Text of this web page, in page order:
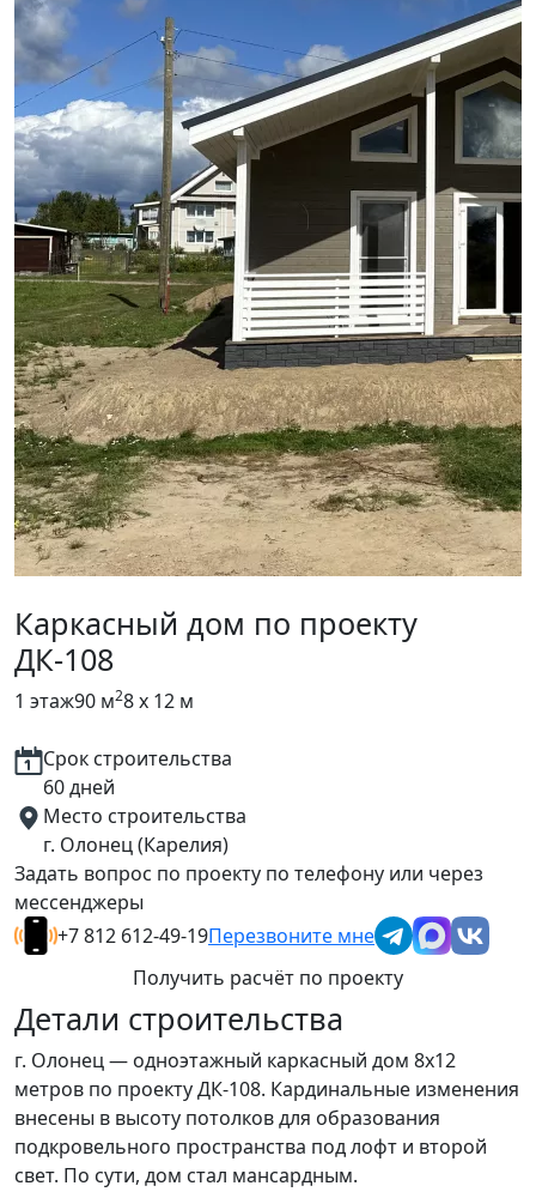
Каркасный дом по проекту
ДК-108
1 этаж90 м28 x 12 м
Срок строительства
60 дней
Место строительства
г. Олонец (Карелия)
Задать вопрос по проекту по телефону или через
мессенджеры
+7 812 612-49-19Перезвоните мне
Получить расчёт по проекту
Детали строительства
г. Олонец — одноэтажный каркасный дом 8х12
метров по проекту ДК-108. Кардинальные изменения
внесены в высоту потолков для образования
подкровельного пространства под лофт и второй
свет. По сути, дом стал мансардным.